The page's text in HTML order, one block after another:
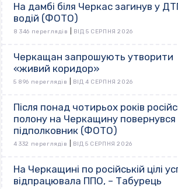
На дамбі біля Черкас загинув у
водій (ФОТО)
8 346 переглядів ВІД 5 СЕРПНЯ 2026
Черкащан запрошують утворити
«живий коридор»
5 896 переглядів ВІД 4 СЕРПНЯ 2026
Після понад чотирьох років
полону на Черкащину повернувся
підполковник (ФОТО)
4 332 переглядів ВІД 5 СЕРПНЯ 2026
На Черкащині по російській цілі
відпрацювала ППО, – Табурець